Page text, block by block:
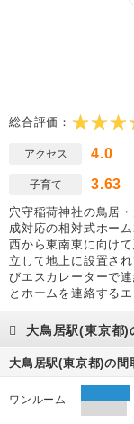
総合評価：
アクセス 4.0
子育て 3.63
穴守稲荷神社の鳥居
成対応の相対式ホー
西から東南東に向け
立して地上に設置さ
びエスカレーターで
とホームを連絡する
大鳥居駅(東京都)
大鳥居駅(東京都)の間
ワンルーム